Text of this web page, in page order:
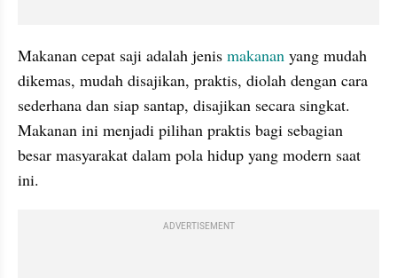
Makanan cepat saji adalah jenis makanan yang mudah
dikemas, mudah disajikan, praktis, diolah dengan cara
sederhana dan siap santap, disajikan secara singkat.
Makanan ini menjadi pilihan praktis bagi sebagian
besar masyarakat dalam pola hidup yang modern saat
ini.
ADVERTISEMENT